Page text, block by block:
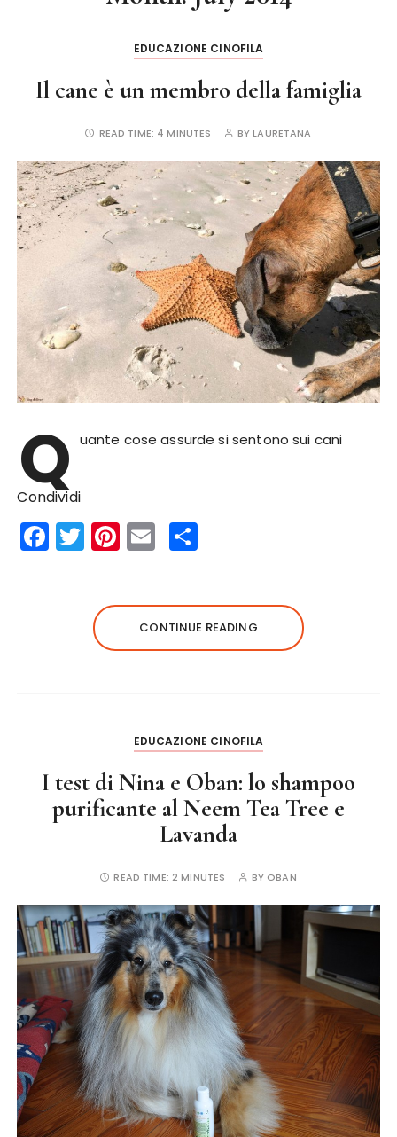
EDUCAZIONE CINOFILA
Il cane è un membro della famiglia
READ TIME: 4 MINUTES BYLAURETANA
Q uante cose assurde si sentono sui cani
Condividi
F
a
T
w
te
r
Pi
n
re
st
E
m
l re
CONTINUE READING
EDUCAZIONE CINOFILA
I test di Nina e Oban: lo shampoo
purificante al Neem Tea Tree e
Lavanda
READ TIME:2 MINUTES BY OBAN